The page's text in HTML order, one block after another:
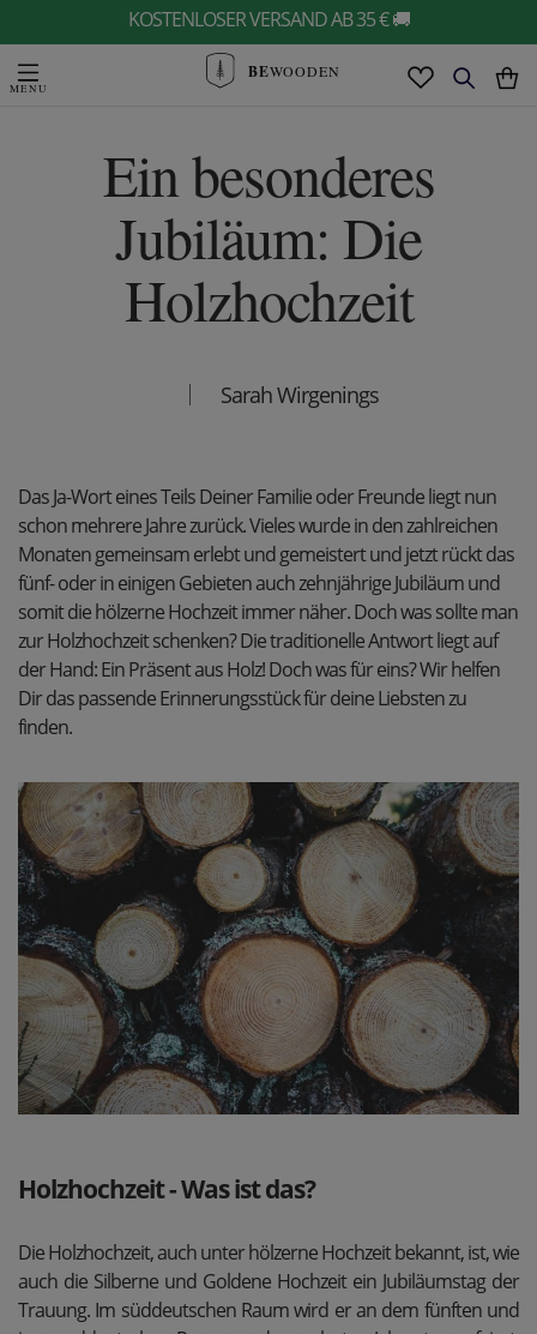
KOSTENLOSER VERSAND AB 35 € 🚚
BEWOODEN
Ein besonderes
Jubiläum: Die
Holzhochzeit
Sarah Wirgenings
Das Ja-Wort eines Teils Deiner Familie oder Freunde liegt nun
schon mehrere Jahre zurück. Vieles wurde in den zahlreichen
Monaten gemeinsam erlebt und gemeistert und jetzt rückt das
fünf- oder in einigen Gebieten auch zehnjährige Jubiläum und
somit die hölzerne Hochzeit immer näher. Doch was sollte man
zur Holzhochzeit schenken? Die traditionelle Antwort liegt auf
der Hand: Ein Präsent aus Holz! Doch was für eins? Wir helfen
Dir das passende Erinnerungsstück für deine Liebsten zu
finden.
Holzhochzeit - Was ist das?
Die Holzhochzeit, auch unter hölzerne Hochzeit bekannt, ist, wie
auch die Silberne und Goldene Hochzeit ein Jubiläumstag der
Trauung. Im süddeutschen Raum wird er an dem fünften und